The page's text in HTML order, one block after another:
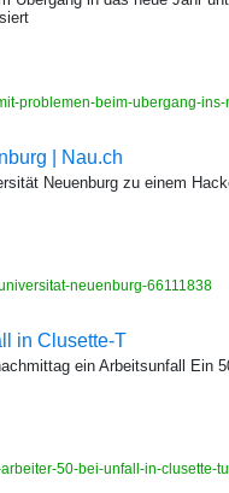
problemen-beim-ubergang-
| Nau.ch
Neuenburg zu einem
neuenburg-66111838
in Clusette-T
ein Arbeitsunfall Ein
50-bei-unfall-in-clusette-